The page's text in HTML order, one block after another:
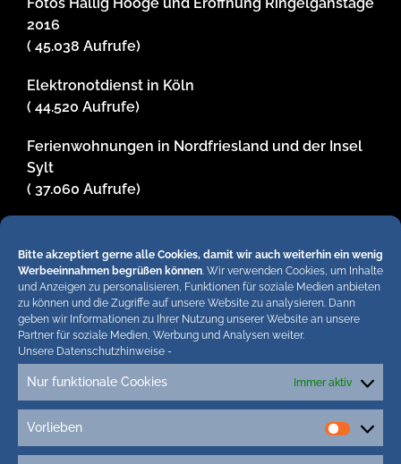
Bitte akzeptiert gerne alle Cookies, damit wir auch weiterhin ein wenig
Werbeeinnahmen begrüßen können. Wir verwenden Cookies, um Inhalte
und Anzeigen zu personalisieren, Funktionen für soziale Medien anbieten
zu können und die Zugriffe auf unsere Website zu analysieren. Dann
geben wir Informationen zu Ihrer Nutzung unserer Website an unsere
Partner für soziale Medien, Werbung und Analysen weiter.
Unsere Datenschutzhinweise -
Nur funktionale Cookies Immer aktiv
Vorlieben
2016
( 45.038 Aufrufe)
Elektronotdienst in Köln
( 44.520 Aufrufe)
Ferienwohnungen in Nordfriesland und der Insel
Sylt
( 37.060 Aufrufe)
( 29.827 Aufrufe)
Hiermit untersagen wir strengstens die komplette
Einbindung von Artikeln unserer Blogs in anderen
Online-Angeboten. Erlaubt sind lediglich
abgekürzte Teaser bis ca. 200 Zeichen plus Link
zum ganzen Artikel in unseren Blogs. Wir
behalten uns bei Verstössen rechtliche Schritte
vor. Die Redaktion!